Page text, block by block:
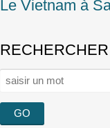
Le Vietnam à
RECHERCHER
Rechercher :